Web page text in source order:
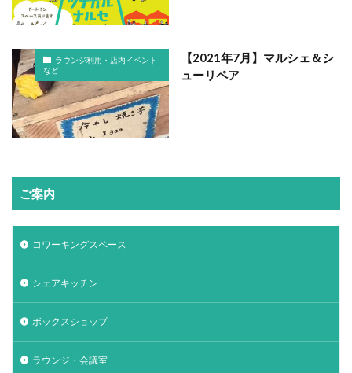
ラウンジ利用・店内イベント
など
【2021年7月】マルシェ＆シ
ューリペア
ご案内
コワーキングスペース
シェアキッチン
ボックスショップ
ラウンジ・会議室